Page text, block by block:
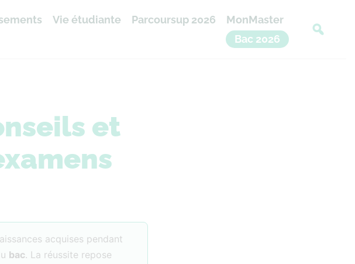
Vie étudiante Parcoursup 2026
MonMaster
Bac 2026
et
acquises pendant
bac. La réussite repose